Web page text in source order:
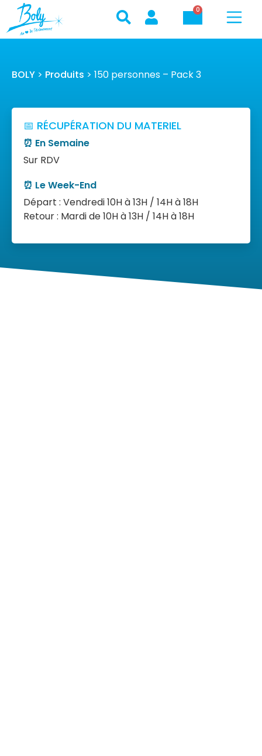
0
BOLY > Produits > 150 personnes – Pack 3
📅 RÉCUPÉRATION DU MATERIEL
⏰ En Semaine
Sur RDV
⏰ Le Week-End
Départ : Vendredi 10H à 13H / 14H à 18H
Retour : Mardi de 10H à 13H / 14H à 18H